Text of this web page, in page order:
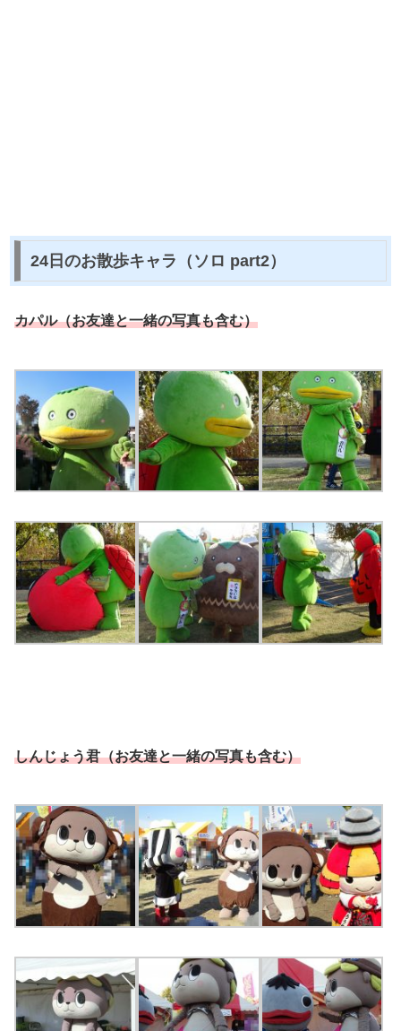
24日のお散歩キャラ（ソロ part2）
カパル（お友達と一緒の写真も含む）
しんじょう君（お友達と一緒の写真も含む）